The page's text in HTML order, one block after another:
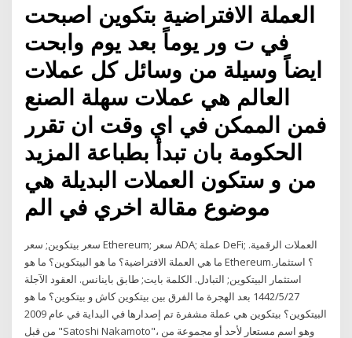
العملة الافتراضية بتكوين اصبحت
في ت ور يوماً بعد يوم وابحت
ايضاً وسيلة من وسائل كل عملات
العالم هي عملات سهلة الصنع
فمن الممكن في اي وقت ان تقرر
الحكومة بان تبدأ بطباعة المزيد
من و ستكون العملات البديلة هي
موضوع مقالة اخري في الم
سعر بيتكوين; سعر Ethereum; سعر ADA; عملة DeFi; العملات الرقمية.
ما هي العملة الافتراضية؟ ما هو البيتكوين؟ ما هو Ethereum؟ استثمار.
استثمار البيتكوين; التبادل. الكلمة بايت; طابق باينانس. العقود الآجلة
27‏‏/5‏‏/1442 بعد الهجرة ما الفرق بين بيتكوين كاش و بيتكوين؟ ما هو
البيتكوين؟ بيتكوين هي عملة مشفرة تم إصدارها في البداية في عام 2009
من قبل "Satoshi Nakamoto"، وهو اسم مستعار لأحد أو مجموعة من